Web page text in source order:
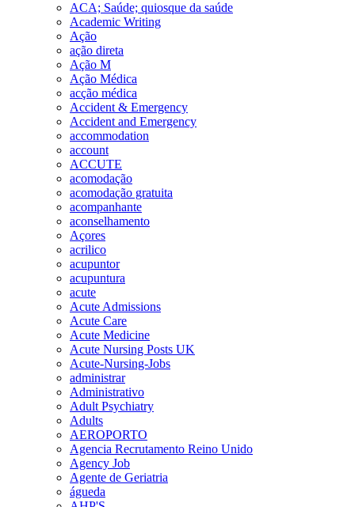
ACA; Saúde; quiosque da saúde
Academic Writing
Ação
ação direta
Ação M
Ação Médica
acção médica
Accident & Emergency
Accident and Emergency
accommodation
account
ACCUTE
acomodação
acomodação gratuita
acompanhante
aconselhamento
Açores
acrilico
acupuntor
acupuntura
acute
Acute Admissions
Acute Care
Acute Medicine
Acute Nursing Posts UK
Acute-Nursing-Jobs
administrar
Administrativo
Adult Psychiatry
Adults
AEROPORTO
Agencia Recrutamento Reino Unido
Agency Job
Agente de Geriatria
águeda